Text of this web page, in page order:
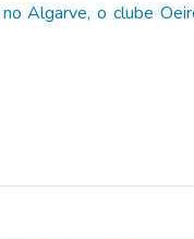
Algarve, o clube